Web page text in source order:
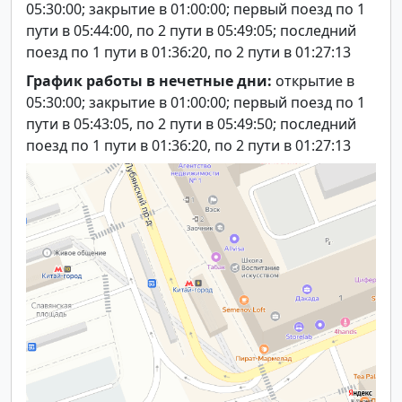
05:30:00; закрытие в 01:00:00; первый поезд по 1
пути в 05:44:00, по 2 пути в 05:49:05; последний
поезд по 1 пути в 01:36:20, по 2 пути в 01:27:13
График работы в нечетные дни: открытие в
05:30:00; закрытие в 01:00:00; первый поезд по 1
пути в 05:43:05, по 2 пути в 05:49:50; последний
поезд по 1 пути в 01:36:20, по 2 пути в 01:27:13